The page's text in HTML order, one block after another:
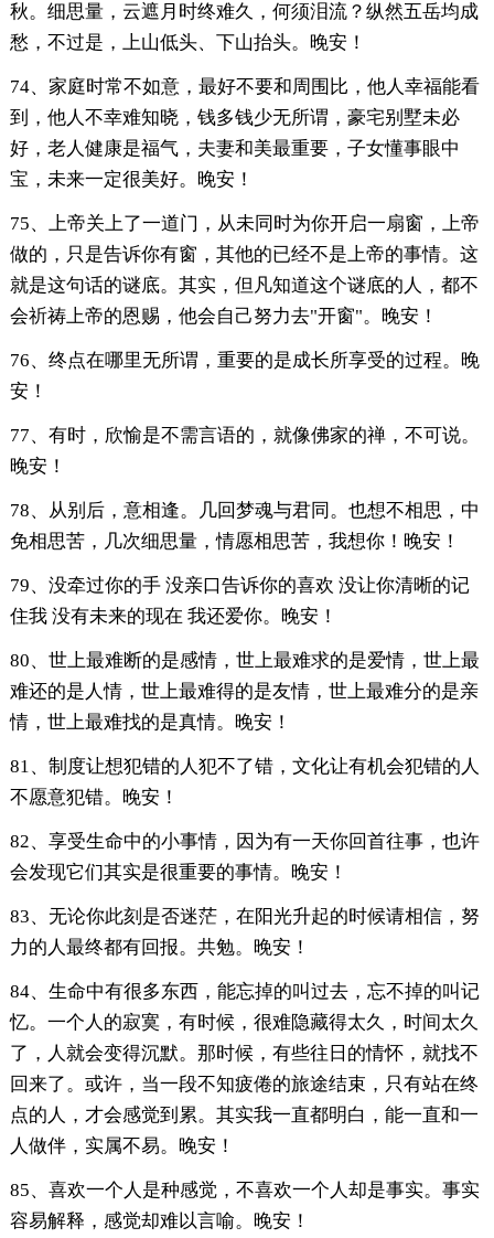
秋。细思量，云遮月时终难久，何须泪流？纵然五岳均成
愁，不过是，上山低头、下山抬头。晚安！
74、家庭时常不如意，最好不要和周围比，他人幸福能看
到，他人不幸难知晓，钱多钱少无所谓，豪宅别墅未必
好，老人健康是福气，夫妻和美最重要，子女懂事眼中
宝，未来一定很美好。晚安！
75、上帝关上了一道门，从未同时为你开启一扇窗，上帝
做的，只是告诉你有窗，其他的已经不是上帝的事情。这
就是这句话的谜底。其实，但凡知道这个谜底的人，都不
会祈祷上帝的恩赐，他会自己努力去"开窗"。晚安！
76、终点在哪里无所谓，重要的是成长所享受的过程。晚
安！
77、有时，欣愉是不需言语的，就像佛家的禅，不可说。
晚安！
78、从别后，意相逢。几回梦魂与君同。也想不相思，中
免相思苦，几次细思量，情愿相思苦，我想你！晚安！
79、没牵过你的手 没亲口告诉你的喜欢 没让你清晰的记
住我 没有未来的现在 我还爱你。晚安！
80、世上最难断的是感情，世上最难求的是爱情，世上最
难还的是人情，世上最难得的是友情，世上最难分的是亲
情，世上最难找的是真情。晚安！
81、制度让想犯错的人犯不了错，文化让有机会犯错的人
不愿意犯错。晚安！
82、享受生命中的小事情，因为有一天你回首往事，也许
会发现它们其实是很重要的事情。晚安！
83、无论你此刻是否迷茫，在阳光升起的时候请相信，努
力的人最终都有回报。共勉。晚安！
84、生命中有很多东西，能忘掉的叫过去，忘不掉的叫记
忆。一个人的寂寞，有时候，很难隐藏得太久，时间太久
了，人就会变得沉默。那时候，有些往日的情怀，就找不
回来了。或许，当一段不知疲倦的旅途结束，只有站在终
点的人，才会感觉到累。其实我一直都明白，能一直和一
人做伴，实属不易。晚安！
85、喜欢一个人是种感觉，不喜欢一个人却是事实。事实
容易解释，感觉却难以言喻。晚安！